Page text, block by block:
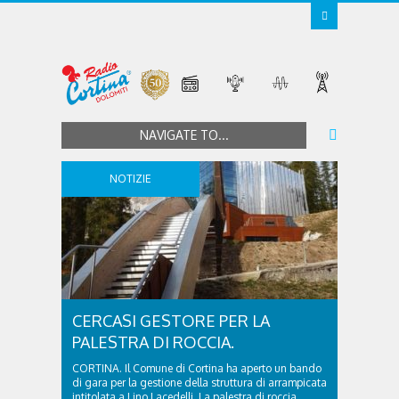
NAVIGATE TO...
NOTIZIE
CERCASI GESTORE PER LA
PALESTRA DI ROCCIA.
CORTINA. Il Comune di Cortina ha aperto un bando
di gara per la gestione della struttura di arrampicata